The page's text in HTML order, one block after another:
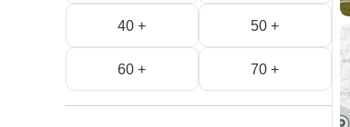
40 + 50 +
60 + 70 +